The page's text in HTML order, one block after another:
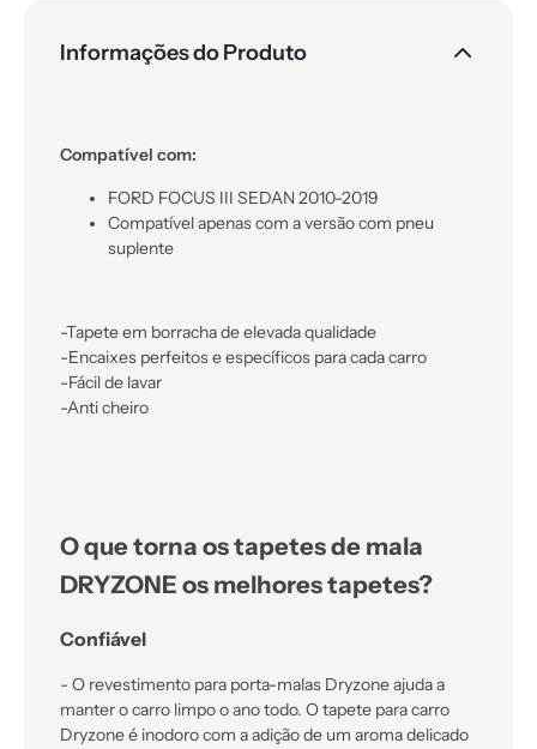
Informações do Produto
Compatível com:
FORD FOCUS III SEDAN 2010-2019
Compatível apenas com a versão com pneu
suplente
-Tapete em borracha de elevada qualidade
-Encaixes perfeitos e específicos para cada carro
-Fácil de lavar
-Anti cheiro
O que torna os tapetes de mala
DRYZONE os melhores tapetes?
Confiável
- O revestimento para porta-malas Dryzone ajuda a
manter o carro limpo o ano todo. O tapete para carro
Dryzone é inodoro com a adição de um aroma delicado